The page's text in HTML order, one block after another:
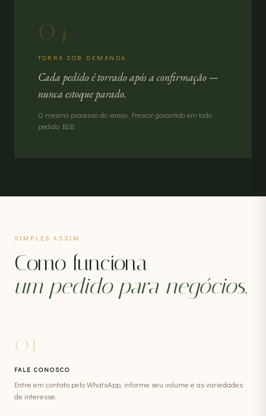
04
TORRA SOB DEMANDA
Cada pedido é torrado após a confirmação —
nunca estoque parado.
O mesmo processo do varejo. Frescor garantido em todo
pedido B2B.
SIMPLES ASSIM
Como funciona
um pedido para negócios.
01
FALE CONOSCO
Entre em contato pelo WhatsApp, informe seu volume e as variedades
de interesse.